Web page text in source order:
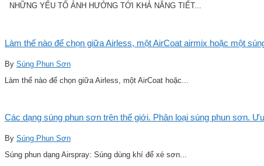
NHỮNG YẾU TỐ ẢNH HƯỞNG TỚI KHẢ NĂNG TIẾT...
Làm thế nào để chọn giữa Airless, một AirCoat airmix hoặc một
By Súng Phun Sơn
Làm thế nào để chọn giữa Airless, một AirCoat hoặc...
Các dạng súng phun sơn trên thế giới. Phân loại súng phun sơn.
By Súng Phun Sơn
Súng phun dạng Airspray: Súng dùng khí để xé sơn...